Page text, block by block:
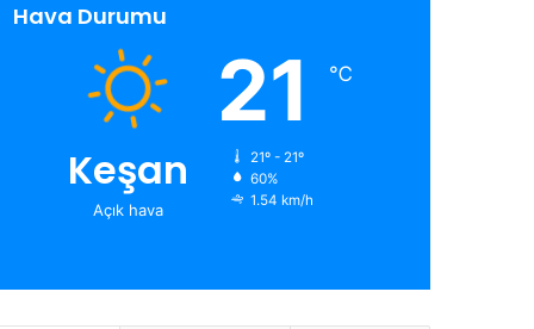
Hava Durumu
Keşan
Açık hava
21 ℃
21º - 21º
60%
1.54 km/h